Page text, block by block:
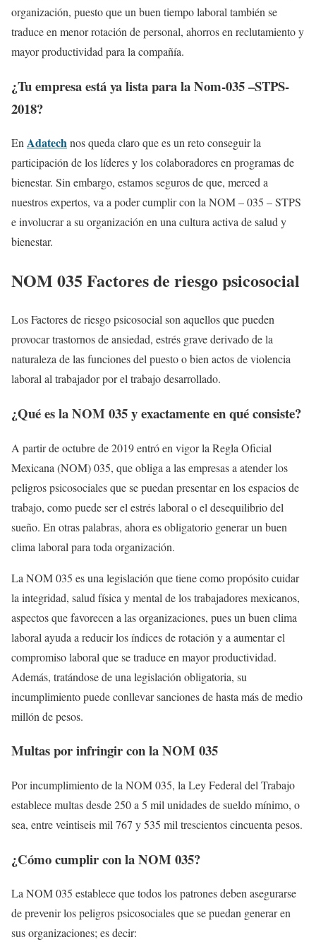
organización, puesto que un buen tiempo laboral también se
traduce en menor rotación de personal, ahorros en reclutamiento y
mayor productividad para la compañía.
¿Tu empresa está ya lista para la Nom-035 –STPS-
2018?
EnAdatechnos queda claro que es un reto conseguir la
participación de los líderes y los colaboradores en programas de
bienestar. Sin embargo, estamos seguros de que, merced a
nuestros expertos, va a poder cumplir con la NOM – 035 – STPS
e involucrar a su organización en una cultura activa de salud y
bienestar.
NOM 035 Factores de riesgo psicosocial
Los Factores de riesgo psicosocial son aquellos que pueden
provocar trastornos de ansiedad, estrés grave derivado de la
naturaleza de las funciones del puesto o bien actos de violencia
laboral al trabajador por el trabajo desarrollado.
¿Qué es la NOM 035 y exactamente en qué consiste?
A partir de octubre de 2019 entró en vigor la Regla Oficial
Mexicana (NOM) 035, que obliga a las empresas a atender los
peligros psicosociales que se puedan presentar en los espacios de
trabajo, como puede ser el estrés laboral o el desequilibrio del
sueño. En otras palabras, ahora es obligatorio generar un buen
clima laboral para toda organización.
La NOM 035 es una legislación que tiene como propósito cuidar
la integridad, salud física y mental de los trabajadores mexicanos,
aspectos que favorecen a las organizaciones, pues un buen clima
laboral ayuda a reducir los índices de rotación y a aumentar el
compromiso laboral que se traduce en mayor productividad.
Además, tratándose de una legislación obligatoria, su
incumplimiento puede conllevar sanciones de hasta más de medio
millón de pesos.
Multas por infringir con la NOM 035
Por incumplimiento de la NOM 035, la Ley Federal del Trabajo
establece multas desde 250 a 5 mil unidades de sueldo mínimo, o
sea, entre veintiseis mil 767 y 535 mil trescientos cincuenta pesos.
¿Cómo cumplir con la NOM 035?
La NOM 035 establece que todos los patrones deben asegurarse
de prevenir los peligros psicosociales que se puedan generar en
sus organizaciones; es decir: